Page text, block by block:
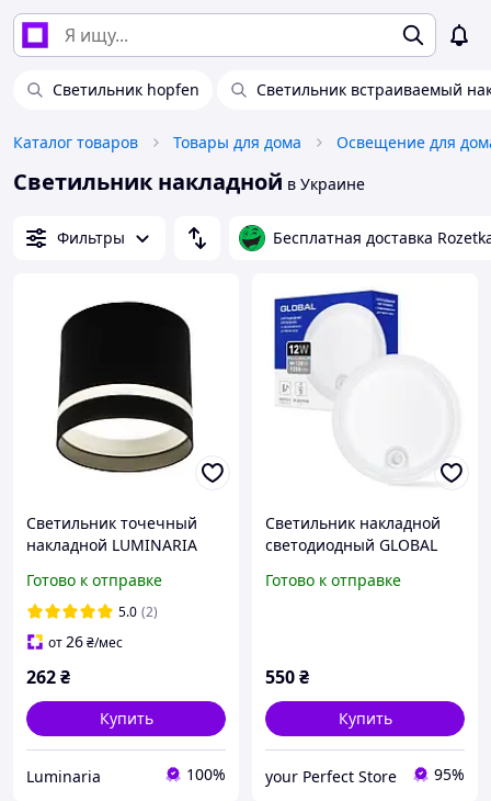
Светильник hopfen Светильник встраиваемый
Каталог товаров Товары для дома Освещение для
Светильник накладной в Украине
Фильтры Бесплатная доставка
Светильник точечный
накладной LUMINARIA
BLACK 220V IP20
Готово к отправке
5.0 (2)
от26₴/мес
262₴
Купить
Luminaria 100%
Светильник накладной
светодиодный GLOBAL
PIR, светильник с
Готово к отправке
550₴
Купить
your Perfect Store 95%